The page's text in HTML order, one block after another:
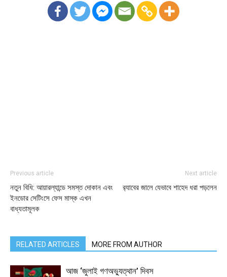
Previous article
নতুন বিধি: আয়ারল্যান্ডে সমস্ত দোকান এবং
ইনডোর সেটিংসে ফেস মাস্ক এখন
বাধ্যতামূলক
Next article
র‌্যাবের জালে যেভাবে শাহেদ ধরা পড়লেন
RELATED ARTICLES MORE FROM AUTHOR
আজ ‘জুলাই গণঅভ্যুত্থান’ দিবস